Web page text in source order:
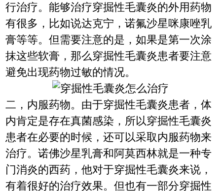
行治疗。能够治疗穿掘性毛囊炎的外用药物
有很多，比如说达克宁，诺氟沙星咪康唑乳
膏等等。但需要注意的是，如果是第一次涂
抹这些软膏，那么穿掘性毛囊炎患者要注意
避免出现药物过敏的情况。
二，内服药物。由于穿掘性毛囊炎患者，体
内肯定是存在真菌感染，所以穿掘性毛囊炎
患者在必要的时候，还可以采取内服药物来
治疗。诺佛沙星乳膏和阿莫西林就是一种专
门消炎的西药，他对于穿掘性毛囊炎来说，
有着很好的治疗效果。但也有一部分穿掘性